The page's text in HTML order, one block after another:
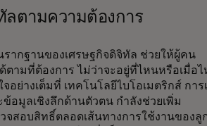
ตามความต้องการ
รากฐานของเศรษฐกิจดิจิทัล ช่วยให้ผู้คน
ตามที่ต้องการ ไม่ว่าจะอยู่ที่ไหนหรือเมื่อไ
อย่างเต็มที่ เทคโนโลยีไบโอเมตริกส์ การ
ข้อมูลเชิงลึกด้านตัวตน กำลังช่วยเพิ่ม
จสอบสิทธิ์ตลอดเส้นทางการใช้งานของลู